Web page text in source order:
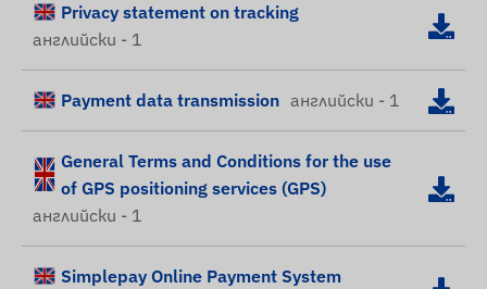
Privacy statement on tracking
английски - 1
Payment data transmission английски - 1
General Terms and Conditions for the use
of GPS positioning services (GPS)
английски - 1
Simplepay Online Payment System